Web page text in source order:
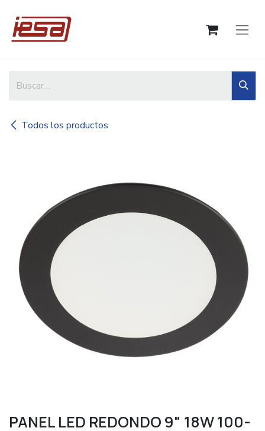
Todos los productos
PANEL LED REDONDO 9" 18W 100-